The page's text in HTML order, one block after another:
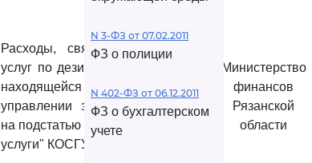
Расходы, связанные с оплатой
услуг по дезинсекции территории,
находящейся в оперативном
управлении заказчика, относятся
на подстатью 225 "Прочие работы,
услуги" КОСГУ.
Министерство
финансов
Рязанской
области
N 3-ФЗ от 07.02.2011
ФЗ о полиции
N 402-ФЗ от 06.12.2011
ФЗ о бухгалтерском
учете